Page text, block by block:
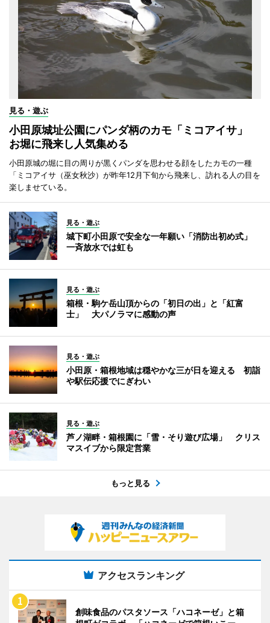
見る・遊ぶ
小田原城址公園にパンダ柄のカモ「ミコアイサ」
お堀に飛来し人気集める
小田原城の堀に目の周りが黒くパンダを思わせる顔をしたカモの一種
「ミコアイサ（巫女秋沙）が昨年12月下旬から飛来し、訪れる人の目を
楽しませている。
見る・遊ぶ
城下町小田原で安全な一年願い「消防出初め式」
一斉放水では虹も
見る・遊ぶ
箱根・駒ケ岳山頂からの「初日の出」と「紅富
士」 大パノラマに感動の声
見る・遊ぶ
小田原・箱根地域は穏やかな三が日を迎える 初詣
や駅伝応援でにぎわい
見る・遊ぶ
芦ノ湖畔・箱根園に「雪・そり遊び広場」 クリス
マスイブから限定営業
もっと見る
アクセスランキング
創味食品のパスタソース「ハコネーゼ」と箱